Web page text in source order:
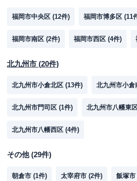
福岡市中央区 (12件) 福岡市博多区 (11
福岡市南区 (2件) 福岡市西区 (4件)
北九州市 (20件)
北九州市小倉北区 (13件) 北九州市小倉
北九州市門司区 (1件) 北九州市八幡東
北九州市八幡西区 (4件)
その他(29件)
朝倉市 (1件) 太宰府市 (2件) 飯塚市